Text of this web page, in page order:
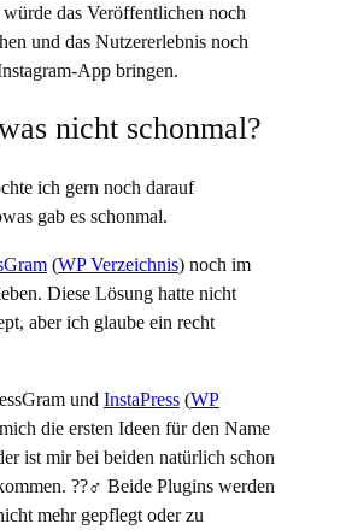
das Veröffentlichen noch
und das Nutzererlebnis noch
App bringen.
nicht schonmal?
ich gern noch darauf
gab es schonmal.
(WP Verzeichnis) noch im
Diese Lösung hatte nicht
aber ich glaube ein recht
und InstaPress (WP
die ersten Ideen für den Name
ist mir bei beiden natürlich schon
??‍♂️ Beide Plugins werden
mehr gepflegt oder zu